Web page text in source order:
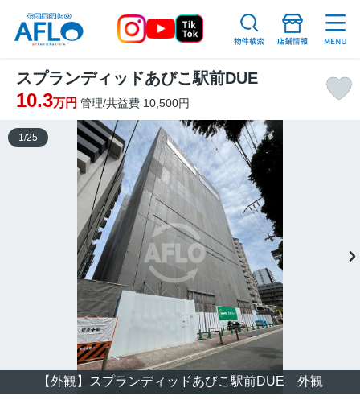
スプランディッドあびこ駅前DUE
10.3万円 管理/共益費 10,500円
【外観】スプランディッドあびこ駅前DUE 外観
1 /25